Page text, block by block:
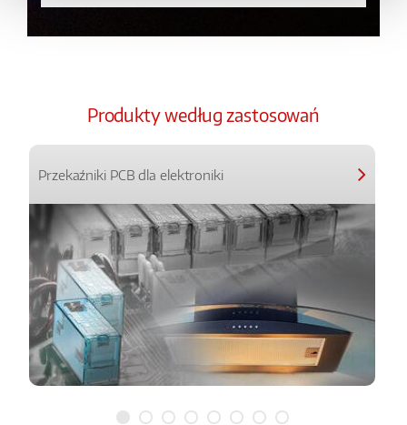
Produkty według zastosowań
Przekaźniki PCB dla elektroniki